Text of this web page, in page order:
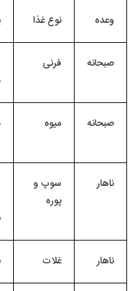
وعده
نوع غذا
صبحانه فرنی
صبحانه میوه
ناهار
سوپ و
پوره
ناهار غلات